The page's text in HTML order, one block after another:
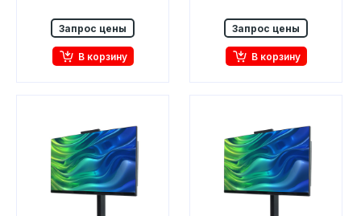
Запрос цены
В корзину
Запрос цены
В корзину